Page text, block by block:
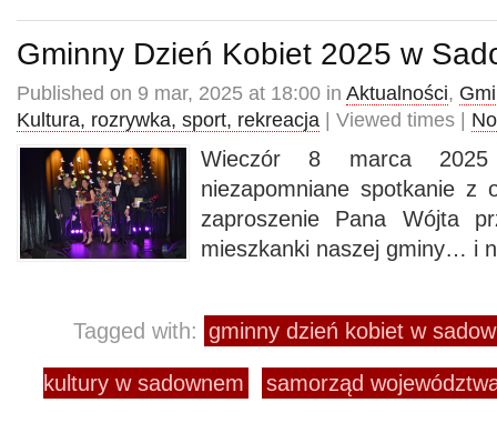
Gminny Dzień Kobiet 2025 w
Published on 9 mar, 2025 at 18:00 in Aktualności,
Kultura, rozrywka, sport, rekreacja | Viewed times |
Wieczór 8 marca
niezapomniane spotkanie z
zaproszenie Pana Wójta
mieszkanki naszej gminy… i
Tagged with: gminny dzień kobiet w
kultury w sadownem samorząd